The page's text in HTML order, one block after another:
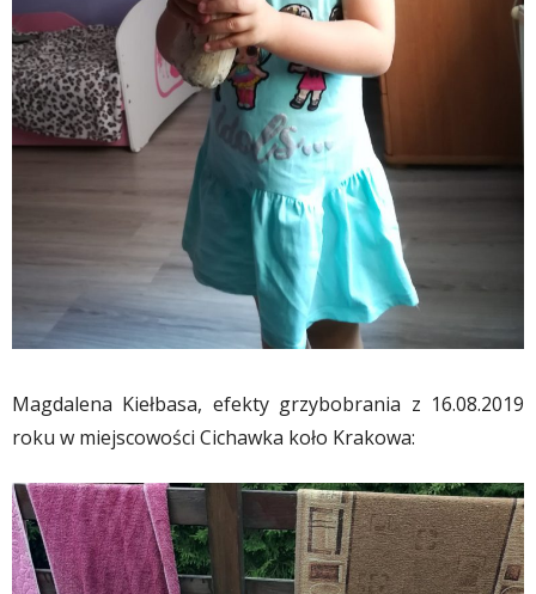
Magdalena Kiełbasa, efekty grzybobrania z 16.08.2019
roku w miejscowości Cichawka koło Krakowa: